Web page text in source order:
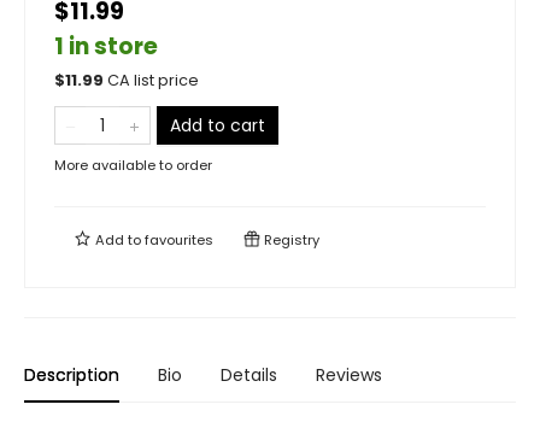
$11.99
1 in store
$11.99 CA list price
Add to cart
More available to order
Add tofavourites Registry
Description Bio Details Reviews